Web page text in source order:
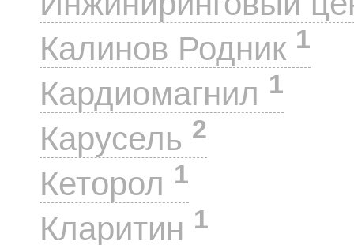
Калинов Родник 1
Кардиомагнил 1
Карусель 2
Кеторол 1
Кларитин 1